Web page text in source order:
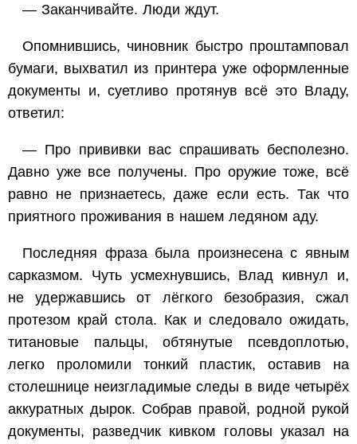
— Заканчивайте. Люди ждут.
Опомнившись, чиновник быстро проштамповал
бумаги, выхватил из принтера уже оформленные
документы и, суетливо протянув всё это Владу,
ответил:
— Про прививки вас спрашивать бесполезно.
Давно уже все получены. Про оружие тоже, всё
равно не признаетесь, даже если есть. Так что
приятного проживания в нашем ледяном аду.
Последняя фраза была произнесена с явным
сарказмом. Чуть усмехнувшись, Влад кивнул и,
не удержавшись от лёгкого безобразия, сжал
протезом край стола. Как и следовало ожидать,
титановые пальцы, обтянутые псевдоплотью,
легко проломили тонкий пластик, оставив на
столешнице неизгладимые следы в виде четырёх
аккуратных дырок. Собрав правой, родной рукой
документы, разведчик кивком головы указал на